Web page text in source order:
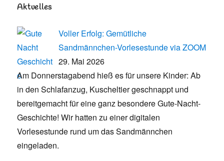
Aktuelles
Voller Erfolg: Gemütliche
Sandmännchen-Vorlesestunde via ZOOM
29. Mai 2026
Am Donnerstagabend hieß es für unsere Kinder: Ab
in den Schlafanzug, Kuscheltier geschnappt und
bereitgemacht für eine ganz besondere Gute-Nacht-
Geschichte! Wir hatten zu einer digitalen
Vorlesestunde rund um das Sandmännchen
eingeladen.